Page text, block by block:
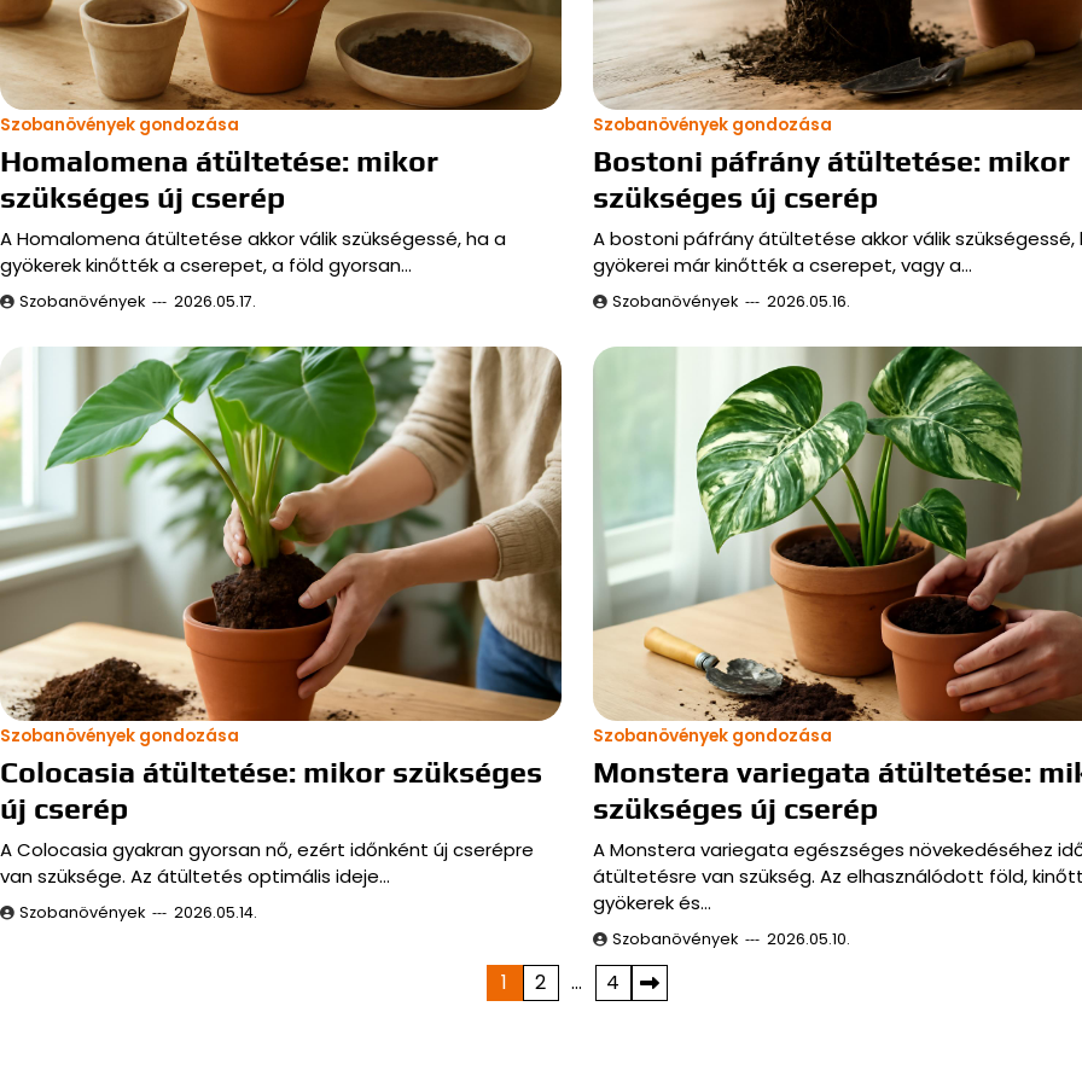
Szobanövények gondozása
Homalomena átültetése: mikor
szükséges új cserép
A Homalomena átültetése akkor válik szükségessé, ha a
gyökerek kinőtték a cserepet, a föld gyorsan…
Szobanövények 2026.05.17.
Szobanövények gondozása
Bostoni páfrány átültetése: mikor
szükséges új cserép
A bostoni páfrány átültetése akkor válik szükségessé,
gyökerei már kinőtték a cserepet, vagy a…
Szobanövények 2026.05.16.
Szobanövények gondozása
Colocasia átültetése: mikor szükséges
új cserép
A Colocasia gyakran gyorsan nő, ezért időnként új cserépre
van szüksége. Az átültetés optimális ideje…
Szobanövények 2026.05.14.
Szobanövények gondozása
Monstera variegata átültetése:
szükséges új cserép
A Monstera variegata egészséges növekedéséhez
átültetésre van szükség. Az elhasználódott föld,
gyökerek és…
Szobanövények 2026.05.10.
1 2 … 4